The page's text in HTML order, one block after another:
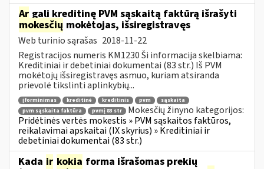
Ar gali kreditinę PVM sąskaitą faktūrą išrašyti
mokesčių mokėtojas, išsiregistravęs
Web turinio sąrašas 2018-11-22
Registracijos numeris KM1230 Ši informacija skelbiama:
Kreditiniai ir debetiniai dokumentai (83 str.) Iš PVM
mokėtojų išsiregistravęs asmuo, kuriam atsiranda
prievolė tikslinti aplinkybių...
įforminimas kreditinė kreditinis pvm
sąskaita
pvm sąskaita faktūra
pvmį 83 str
Mokesčių žinyno kategorijos:
Pridėtinės vertės mokestis » PVM sąskaitos faktūros,
reikalavimai apskaitai (IX skyrius) » Kreditiniai ir
debetiniai dokumentai (83 str.)
Kada ir kokia forma išrašomas prekių